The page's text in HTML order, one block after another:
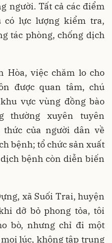
người. Tất cả các điểm
có lực lượng kiểm tra,
tác phòng, chống dịch
Hòa, việc chăm lo cho
được quan tâm, chú
vực vùng đồng bào
thường xuyên tuyên
của người dân về
bệnh; tổ chức sản xuất
bệnh còn diễn biến
xã Suối Trai, huyện
dỡ bỏ phong tỏa, tôi
bò, nhưng chỉ đi một
lúc, không tập trung